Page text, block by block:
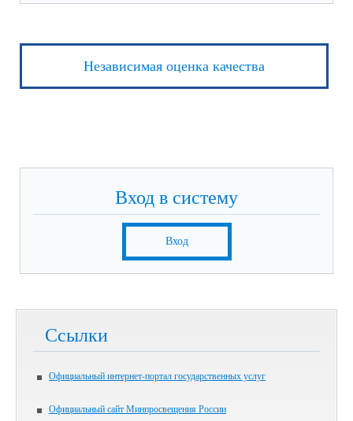
Независимая оценка качества
Вход в систему
Вход
Ссылки
Официальный интернет-портал государственных услуг
Официальный сайт Минпросвещения России